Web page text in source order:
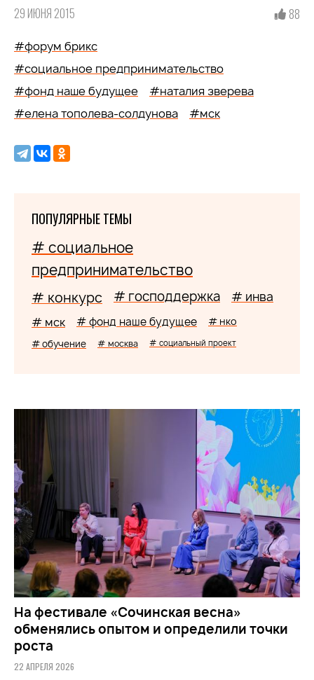
29 ИЮНЯ 2015 88
#форум брикс
#социальное предпринимательство
#фонд наше будущее
#наталия зверева
#елена тополева-солдунова
#мск
ПОПУЛЯРНЫЕ ТЕМЫ
# социальное
предпринимательство
# конкурс # господдержка # инва
# мск # фонд наше будущее # нко
# обучение # москва # социальный проект
На фестивале «Сочинская весна»
обменялись опытом и определили точки
роста
22 АПРЕЛЯ 2026